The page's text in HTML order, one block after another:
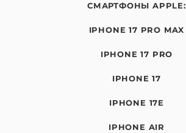
СМАРТФОНЫ APPLE:
IPHONE 17 PRO MAX
IPHONE 17 PRO
IPHONE 17
IPHONE 17E
IPHONE AIR